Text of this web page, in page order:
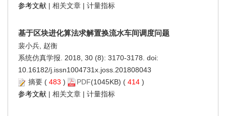
参考文献 | 相关文章 | 计量指标
基于区块进化算法求解置换流水车间调度问题
裴小兵, 赵衡
系统仿真学报. 2018, 30 (8): 3170-3178. doi:
10.16182/j.issn1004731x.joss.201808043
摘要 ( 483 ) PDF(1045KB) ( 414 )
参考文献 | 相关文章 | 计量指标